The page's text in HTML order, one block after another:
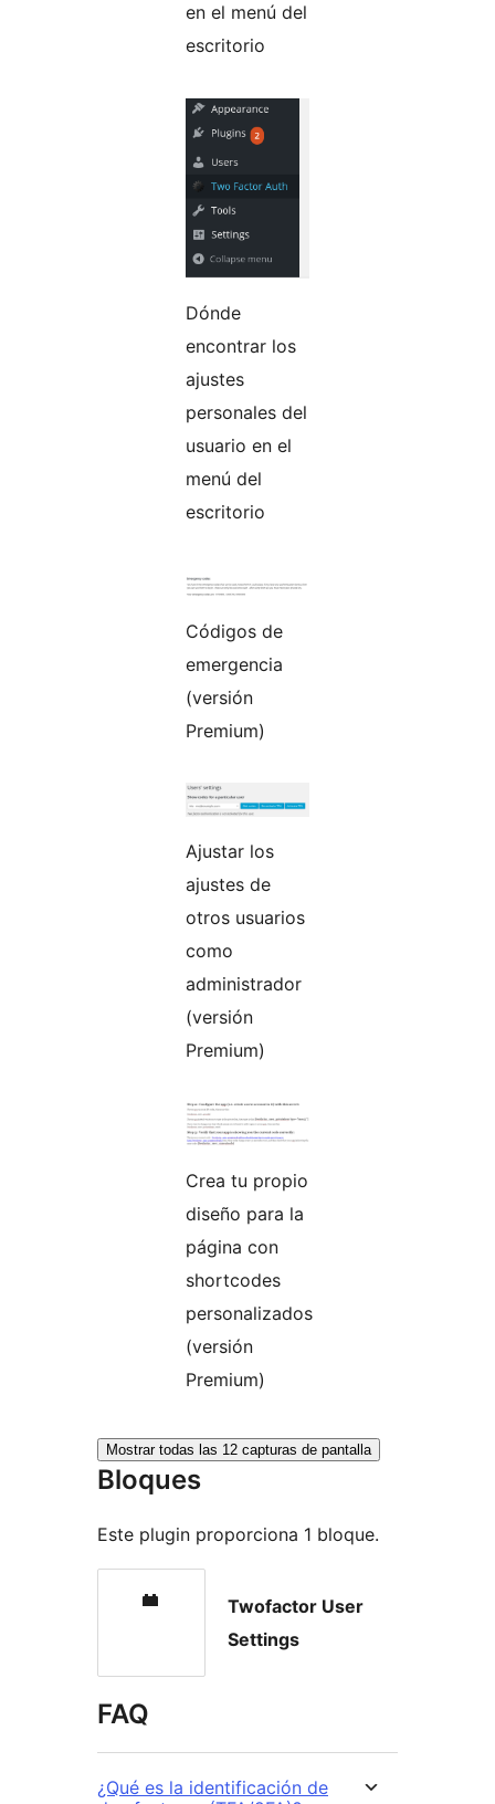
en el menú del
escritorio
Dónde
encontrar los
ajustes
personales del
usuario en el
menú del
escritorio
Códigos de
emergencia
(versión
Premium)
Ajustar los
ajustes de
otros usuarios
como
administrador
(versión
Premium)
Crea tu propio
diseño para la
página con
shortcodes
personalizados
(versión
Premium)
Mostrar todas las 12 capturas de pantalla
Bloques
Este plugin proporciona 1 bloque.
Twofactor User
Settings
FAQ
¿Qué es la identificación de